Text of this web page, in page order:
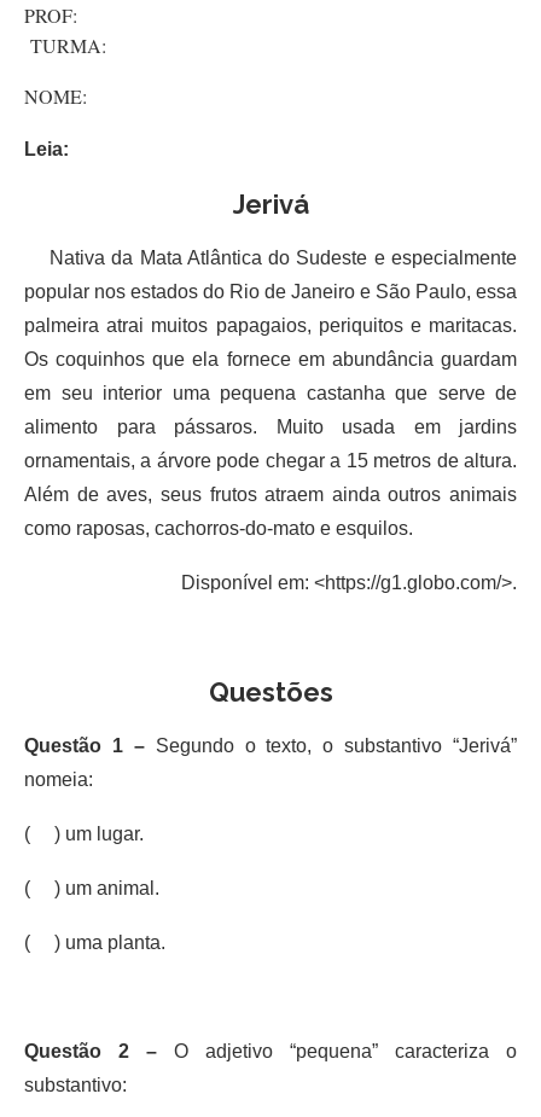
PROF:
TURMA:
NOME:
Leia:
Jerivá
Nativa da Mata Atlântica do Sudeste e especialmente
popular nos estados do Rio de Janeiro e São Paulo, essa
palmeira atrai muitos papagaios, periquitos e maritacas.
Os coquinhos que ela fornece em abundância guardam
em seu interior uma pequena castanha que serve de
alimento para pássaros. Muito usada em jardins
ornamentais, a árvore pode chegar a 15 metros de altura.
Além de aves, seus frutos atraem ainda outros animais
como raposas, cachorros-do-mato e esquilos.
Disponível em: <https://g1.globo.com/>.
Questões
Questão 1 – Segundo o texto, o substantivo “Jerivá”
nomeia:
( ) um lugar.
( ) um animal.
( ) uma planta.
Questão 2 – O adjetivo “pequena” caracteriza o
substantivo: